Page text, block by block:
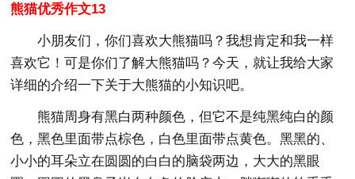
熊猫优秀作文13
小朋友们，你们喜欢大熊猫吗？我想肯定和我一样
喜欢它！可是你们了解大熊猫吗？今天，就让我给大家
详细的介绍一下关于大熊猫的小知识吧。
熊猫周身有黑白两种颜色，但它不是纯黑纯白的颜
色，黑色里面带点棕色，白色里面带点黄色。黑黑的、
小小的耳朵立在圆圆的白白的脑袋两边，大大的黑眼